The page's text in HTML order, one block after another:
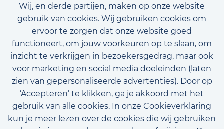
Wij, en derde partijen, maken op onze website
gebruik van cookies. Wij gebruiken cookies om
ervoor te zorgen dat onze website goed
functioneert, om jouw voorkeuren op te slaan, om
inzicht te verkrijgen in bezoekersgedrag, maar ook
voor marketing en social media doeleinden (laten
zien van gepersonaliseerde advertenties). Door op
‘Accepteren’ te klikken, ga je akkoord met het
gebruik van alle cookies. In onze Cookieverklaring
kun je meer lezen over de cookies die wij gebruiken
Bekijk onze beschikbare vacatures